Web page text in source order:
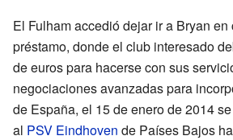
El Fulham accedió dejar ir a Bryan
préstamo, donde el club interesado
de euros para hacerse con sus
negociaciones avanzadas para
de España, el 15 de enero de 2014
al PSV Eindhoven de Países Bajos